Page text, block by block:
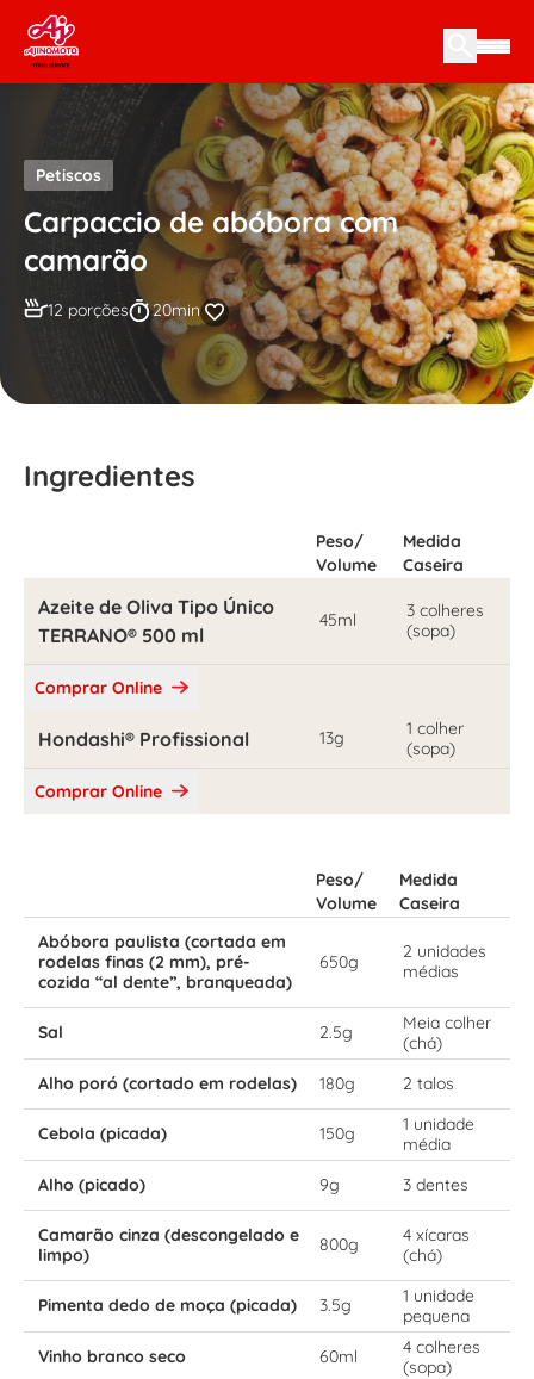
Skip to content
Petiscos
Carpaccio de abóbora com
camarão
12 porções 20min
Ingredientes
Peso/
Volume
Medida
Caseira
Azeite de Oliva Tipo Único
TERRANO® 500 ml
45ml
3 colheres
(sopa)
Comprar Online
Hondashi® Profissional 13g
1 colher
(sopa)
Comprar Online
Peso/
Volume
Medida
Caseira
Abóbora paulista (cortada em
rodelas finas (2 mm), pré-
cozida “al dente”, branqueada)
650g
2 unidades
médias
Sal 2.5g
Meia colher
(chá)
Alho poró (cortado em rodelas)
180g 2 talos
Cebola (picada) 150g
1 unidade
média
Alho (picado)
9g 3 dentes
Camarão cinza (descongelado e
limpo)
800g
4 xícaras
(chá)
Pimenta dedo de moça (picada) 3.5g
1 unidade
pequena
Vinho branco seco
60ml
4 colheres
(sopa)